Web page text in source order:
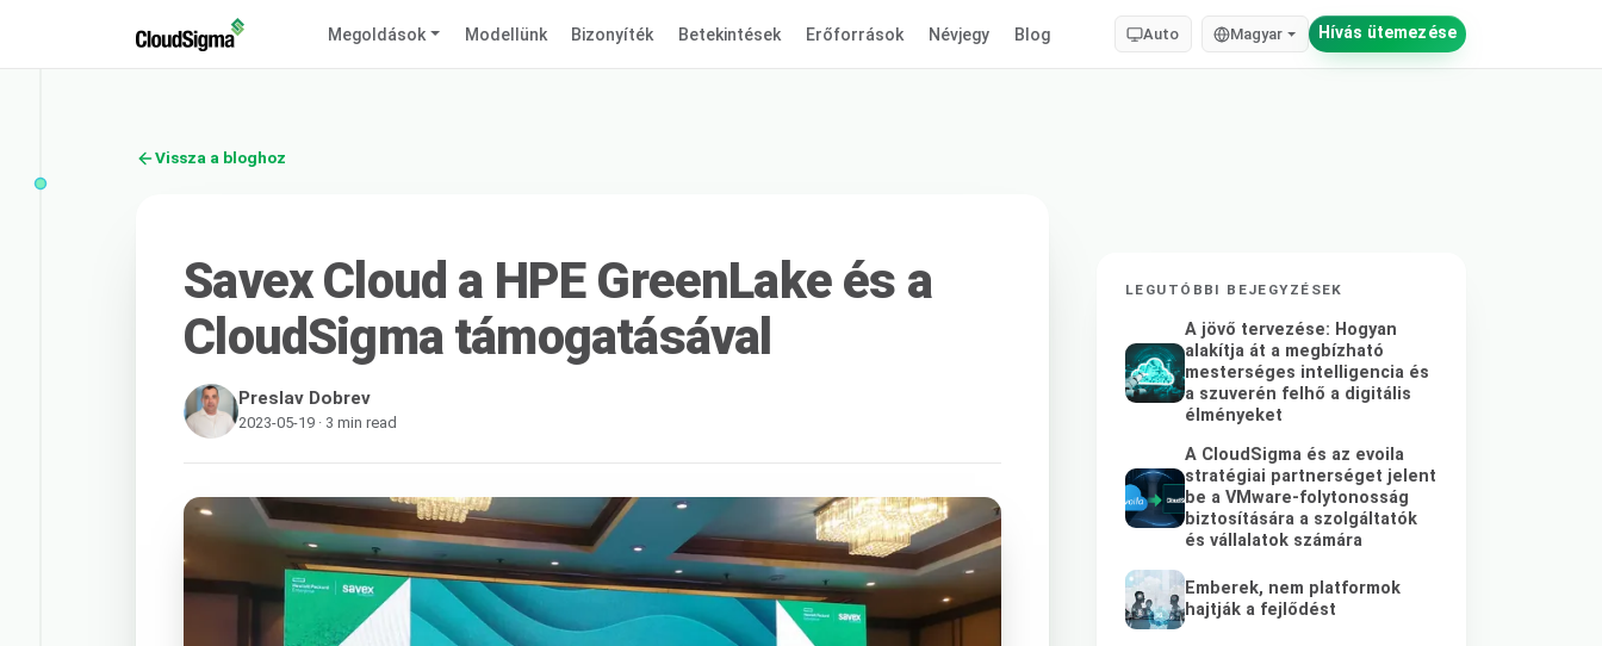
Megoldások Modellünk Bizonyíték Betekintések Erőforrások Névjegy Blog Auto Magyar Hívás ütemezése
Vissza a bloghoz
Savex Cloud a HPE GreenLake és a
CloudSigma támogatásával
Preslav Dobrev
2023-05-19 · 3 min read
LEGUTÓBBI BEJEGYZÉSEK
A jövő tervezése: Hogyan
alakítja át a megbízható
mesterséges intelligencia és
a szuverén felhő a digitális
élményeket
A CloudSigma és az evoila
stratégiai partnerséget jelent
be a VMware-folytonosság
biztosítására a szolgáltatók
és vállalatok számára
Emberek, nem platformok
hajtják a fejlődést